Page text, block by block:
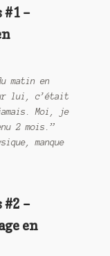
–
matin en
lui, c’était
Moi, je
2 mois.”
manque
–
en